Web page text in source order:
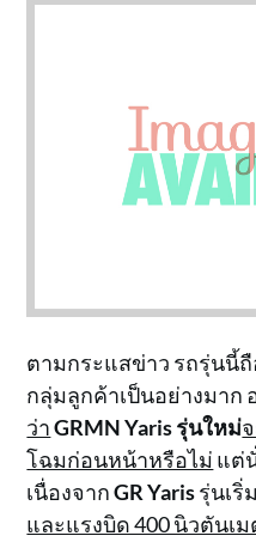
ตามกระแสข่าว รถรุ่นนี้
กลุ่มลูกค้าเป็นอย่างมาก
ว่า GRMN Yarisรุ่นใหม่
โฉมก่อนหน้าหรือไม่ แต่
เนื่องจากGR Yarisรุ่นเ
และแรงบิด 400 นิวตันเ